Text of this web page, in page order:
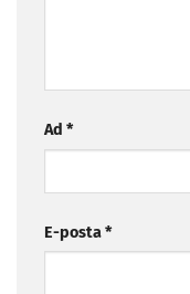
Ad *
E-posta*